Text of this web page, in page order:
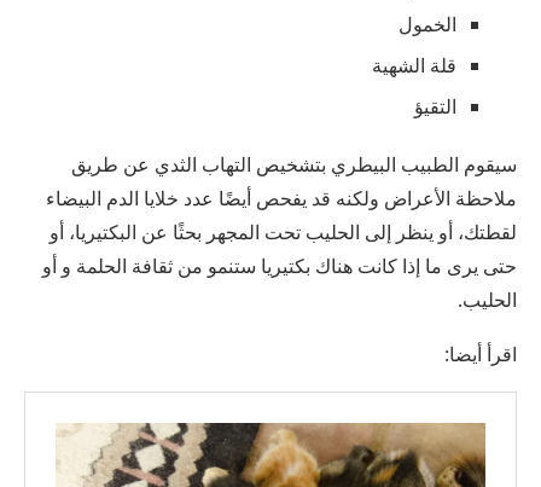
الخمول
قلة الشهية
التقيؤ
سيقوم الطبيب البيطري بتشخيص التهاب الثدي عن طريق
ملاحظة الأعراض ولكنه قد يفحص أيضًا عدد خلايا الدم البيضاء
لقطتك، أو ينظر إلى الحليب تحت المجهر بحثًا عن البكتيريا، أو
حتى يرى ما إذا كانت هناك بكتيريا ستنمو من ثقافة الحلمة و أو
الحليب.
اقرأ أيضا: